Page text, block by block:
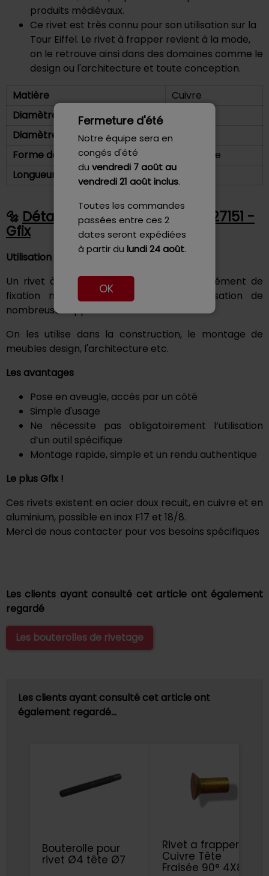
Fermeture d'été
Notre équipe sera en
congés d'été
du vendredi 7 aoûtau
vendredi 21 août inclus.
Toutes les commandes
passées entre ces 2
dates seront expédiées
à partir du lundi 24 août.
OK
produits médiévaux.
Ce rivet est très connu pour son utilisation sur la
Tour Eiffel. Le rivet à frapper revient à la mode,
on le retrouve ainsi dans des domaines comme le
design ou l'architecture et toute conception.
Matière
Cuivre
Diamètre de tête
Diamètre de tige
4 mm
Forme de la tête
Tête Plate
Longueur sous tête
6 mm
Détails - Rivet Plein 4X6 NFE 27151 -
Gfix
Utilisation
Un rivet à frapper à tête plate est un élément de
fixation mécanique qui permet la réalisation de
nombreuses applications
On les utilise dans la construction, le montage de
meubles design, l'architecture etc.
Les avantages
Pose en aveugle, accès par un côté
Simple d'usage
Ne nécessite pas obligatoirement l’utilisation
d’un outil spécifique
Montage rapide, simple et un rendu authentique
Le plus Gfix !
Ces rivets existent en acier doux recuit, en cuivre et en
aluminium, possible en inox F17 et 18/8.
Merci de nous contacter pour vos besoins spécifiques
Les clients ayant consulté cet article ont également
regardé
Les bouterolles de rivetage
Les clients ayant consulté cet article ont
également regardé…
Bouterolle pour
rivet Ø4 tête Ø7
Rivet a frapper
Cuivre Tête
Fraisée 90° 4X8